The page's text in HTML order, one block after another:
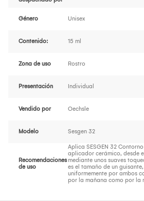
Género Unisex
Contenido: 15 ml
Zona de uso Rostro
Presentación Individual
Vendido por Oechsle
Modelo Sesgen 32
Recomendaciones
de uso
Aplica SESGEN 32
aplicador cerámico, desde
mediante unos suaves
es el tamaño de un
uniformemente por ambos
por la mañana como por la